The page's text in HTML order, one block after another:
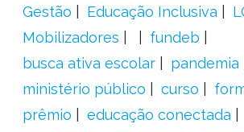
Gestão
Educação Inclusiva
Mobilizadores
fundeb
busca ativa escolar
pandemia
ministério público
curso
prêmio
educação conectada